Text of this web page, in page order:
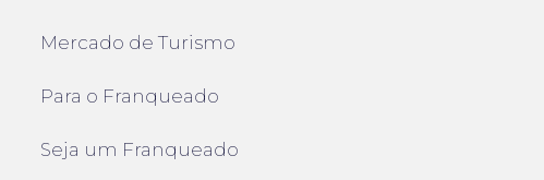
Mercado de Turismo
Para o Franqueado
Seja um Franqueado